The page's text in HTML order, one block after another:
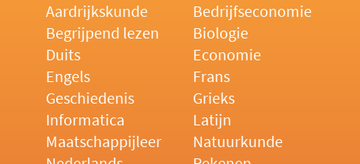
Aardrijkskunde
Bedrijfseconomie
Begrijpend lezen
Biologie
Duits
Economie
Engels
Frans
Geschiedenis
Grieks
Informatica
Latijn
Maatschappijleer
Natuurkunde